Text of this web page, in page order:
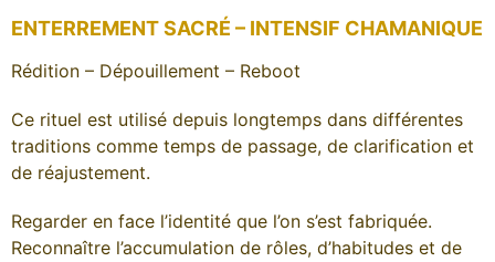
ENTERREMENT SACRÉ – INTENSIF CHAMANIQUE
Rédition – Dépouillement – Reboot
Ce rituel est utilisé depuis longtemps dans différentes
traditions comme temps de passage, de clarification et
de réajustement.
Regarder en face l’identité que l’on s’est fabriquée.
Reconnaître l’accumulation de rôles, d’habitudes et de